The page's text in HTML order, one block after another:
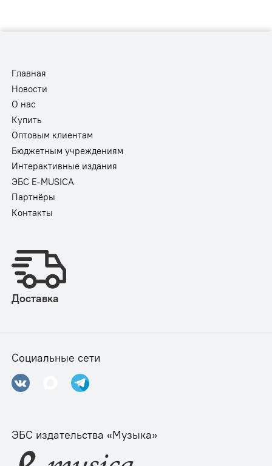
Главная
Новости
О нас
Купить
Оптовым клиентам
Бюджетным учреждениям
Интерактивные издания
ЭБС E-MUSICA
Партнёры
Контакты
Доставка
Социальные сети
ЭБС издательства «Музыка»